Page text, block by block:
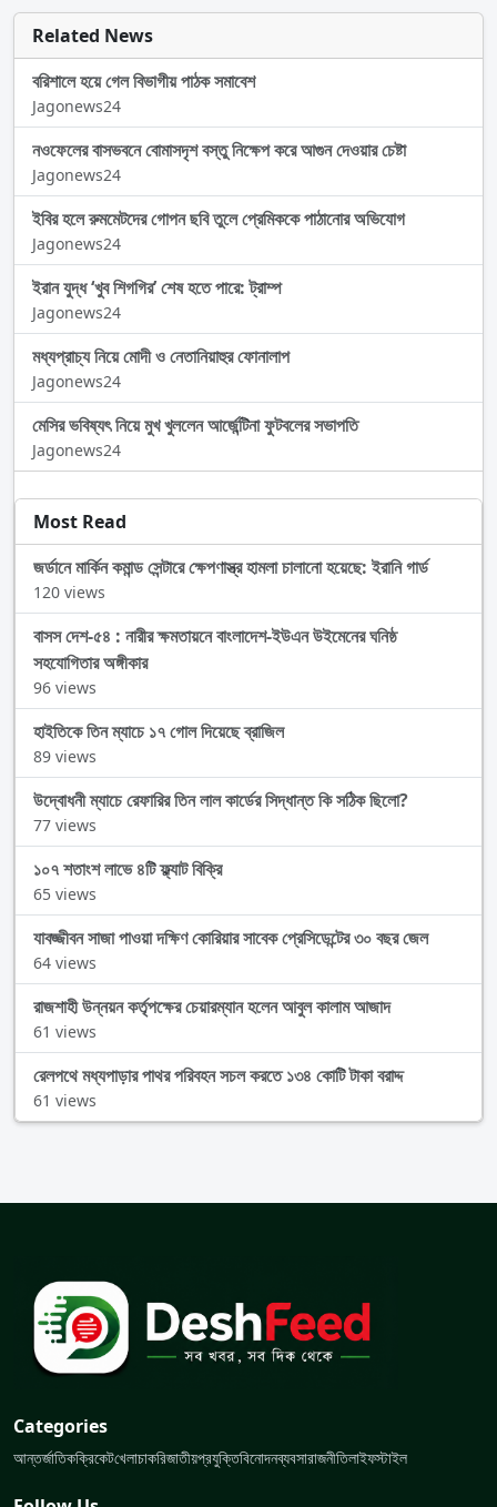
Related News
বরিশালে হয়ে গেল বিভাগীয় পাঠক সমাবেশ
Jagonews24
নওফেলের বাসভবনে বোমাসদৃশ বস্তু নিক্ষেপ করে আগুন দেওয়ার চেষ্টা
Jagonews24
ইবির হলে রুমমেটদের গোপন ছবি তুলে প্রেমিককে পাঠানোর অভিযোগ
Jagonews24
ইরান যুদ্ধ ‘খুব শিগগির’ শেষ হতে পারে: ট্রাম্প
Jagonews24
মধ্যপ্রাচ্য নিয়ে মোদী ও নেতানিয়াহুর ফোনালাপ
Jagonews24
মেসির ভবিষ্যৎ নিয়ে মুখ খুললেন আর্জেন্টিনা ফুটবলের সভাপতি
Jagonews24
Most Read
জর্ডানে মার্কিন কমান্ড সেন্টারে ক্ষেপণাস্ত্র হামলা চালানো হয়েছে: ইরানি গার্ড
120 views
বাসস দেশ-৫৪ : নারীর ক্ষমতায়নে বাংলাদেশ-ইউএন উইমেনের ঘনিষ্ঠ
সহযোগিতার অঙ্গীকার
96 views
হাইতিকে তিন ম্যাচে ১৭ গোল দিয়েছে ব্রাজিল
89 views
উদ্বোধনী ম্যাচে রেফারির তিন লাল কার্ডের সিদ্ধান্ত কি সঠিক ছিলো?
77 views
১০৭ শতাংশ লাভে ৪টি ফ্ল্যাট বিক্রি
65 views
যাবজ্জীবন সাজা পাওয়া দক্ষিণ কোরিয়ার সাবেক প্রেসিডেন্টের ৩০ বছর জেল
64 views
রাজশাহী উন্নয়ন কর্তৃপক্ষের চেয়ারম্যান হলেন আবুল কালাম আজাদ
61 views
রেলপথে মধ্যপাড়ার পাথর পরিবহন সচল করতে ১৩৪ কোটি টাকা বরাদ্দ
61 views
Categories
আন্তর্জাতিকক্রিকেটখেলাচাকরিজাতীয়প্রযুক্তিবিনোদনব্যবসারাজনীতিলাইফস্টাইল